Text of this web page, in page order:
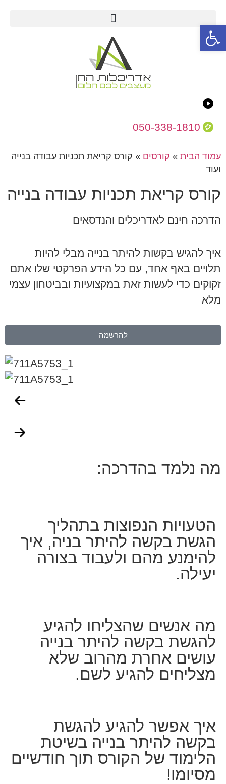
050-338-1810
עמוד הבית » קורסים » קורס קריאת תכניות עבודה בנייה
ועוד
קורס קריאת תכניות עבודה בנייה
הדרכה חינם לאדריכלים והנדסאים
איך להגיש בקשות להיתר בנייה מבלי להיות
תלויים באף אחד, עם כל הידע הפרקטי שלו אתם
זקוקים כדי לעשות זאת במקצועיות ובביטחון עצמי
מלא
להרשמה
מה נלמד בהדרכה:
הטעויות הנפוצות בתהליך
הגשת בקשה להיתר בניה, איך
להימנע מהם ולעבוד בצורה
יעילה.
מה אנשים שהצליחו להגיע
להגשת בקשה להיתר בנייה
עושים אחרת מהרוב שלא
מצליחים להגיע לשם.
איך אפשר להגיע להגשת
בקשה להיתר בנייה בשיטת
הלימוד של הקורס תוך חודשיים
מסיומו!
פתח סרגל נגישות